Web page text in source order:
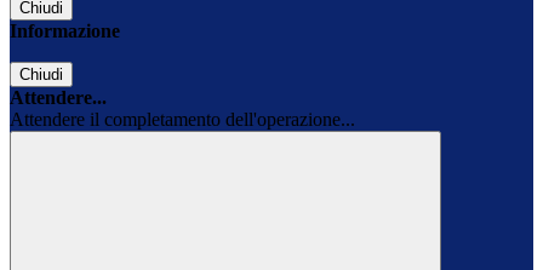
Chiudi
Informazione
Chiudi
Attendere...
Attendere il completamento dell'operazione...